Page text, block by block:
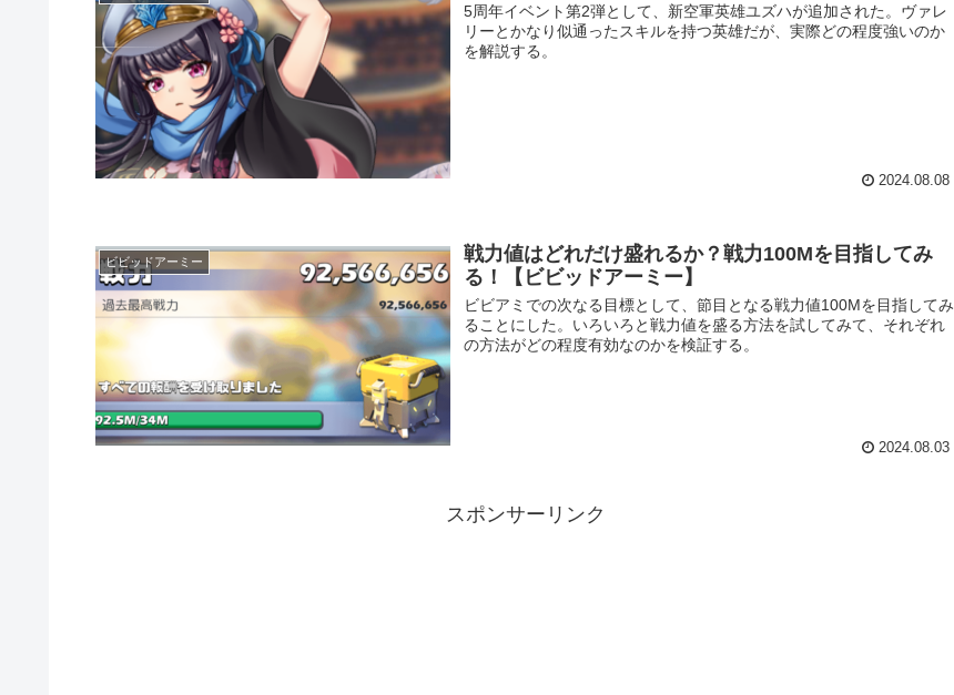
5周年イベント第2弾として、新空軍英雄ユズハが追加された。ヴァレ
リーとかなり似通ったスキルを持つ英雄だが、実際どの程度強いのか
を解説する。
2024.08.08
ビビッドアーミー
戦力値はどれだけ盛れるか？戦力100Mを目指してみ
る！【ビビッドアーミー】
ビビアミでの次なる目標として、節目となる戦力値100Mを目指してみ
ることにした。いろいろと戦力値を盛る方法を試してみて、それぞれ
の方法がどの程度有効なのかを検証する。
2024.08.03
スポンサーリンク